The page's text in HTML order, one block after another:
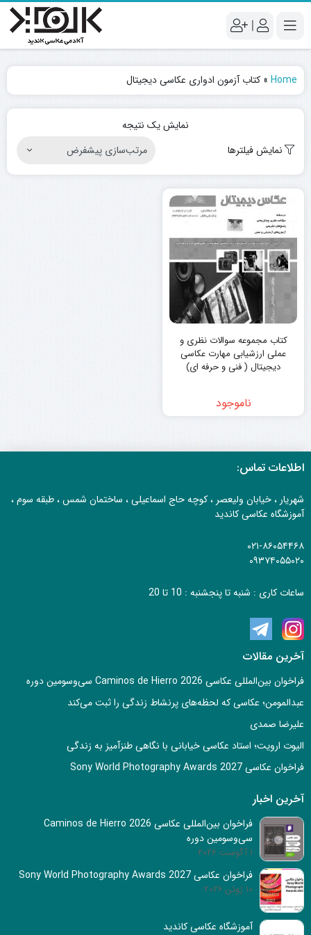
|
Home
» کتاب آزمون ادواری عکاسی دیجیتال
نمایش یک نتیجه
نمایش فیلترها
کتاب مجموعه سوالات نظری و
عملی ارزشيابی مهارت عکاسی
دیجیتال ( فنی و حرفه ای)
ناموجود
اطلاعات تماس:
شهریار ، خیابان ولیعصر ، کوچه حاج اسماعیلی ، ساختمان شمس ، طبقه سوم ،
آموزشگاه عکاسی کاندید
۰۲۱-۸۶۰۵۴۴۶۸
۰۹۳۷۴۰۵۵۰۲۰
ساعات کاری : شنبه تا پنجشنبه : 10 تا 20
آخرین مقالات
فراخوان بین‌المللی عکاسی Caminos de Hierro 2026 سی‌وسومین دوره
عبدالمومن؛ عکاسی که لحظه‌های پرنشاط زندگی را ثبت می‌کند
علیرضا صمدی
الیوت ارویت؛ استاد عکاسی خیابانی با نگاهی طنزآمیز به زندگی
فراخوان عکاسی Sony World Photography Awards 2027
آخرین اخبار
فراخوان بین‌المللی عکاسی Caminos de Hierro 2026
سی‌وسومین دوره
1 آگوست 2026
فراخوان عکاسی Sony World Photography Awards 2027
10 ژوئن 2026
آموزشگاه عکاسی کاندید